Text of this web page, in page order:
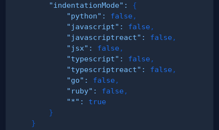
"indentationMode" :
{
"python" : false ,
"javascript" : false ,
"javascriptreact" : false ,
"jsx" : false ,
"typescript" : false ,
"typescriptreact" : false ,
"go" : false ,
"ruby" : false ,
"*" :
true
}
}